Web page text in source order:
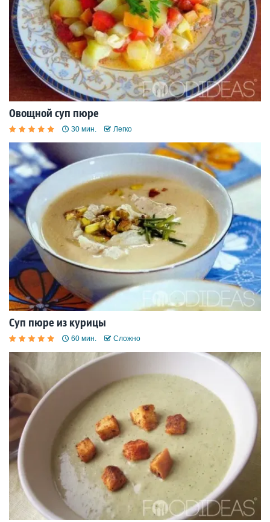
Овощной суп пюре
30 мин. Легко
Суп пюре из курицы
60 мин. Сложно